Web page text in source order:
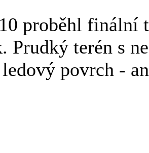
proběhl finální
Prudký terén s
povrch -